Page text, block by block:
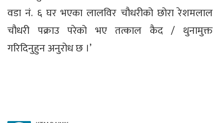
वडा नं. ६ घर भएका लालविर चौधरीको छोरा रेशमलाल
चौधरी पक्राउ परेको भए तत्काल कैद / थुनामुक्त
गरिदिनुहुन अनुरोध छ ।’